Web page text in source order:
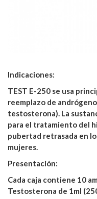
Indicaciones:
TEST E-250 se usa
reemplazo de
testosterona). La
para el tratamiento del
pubertad retrasada en
mujeres.
Presentación:
Cada caja contiene 10
Testosterona de 1ml